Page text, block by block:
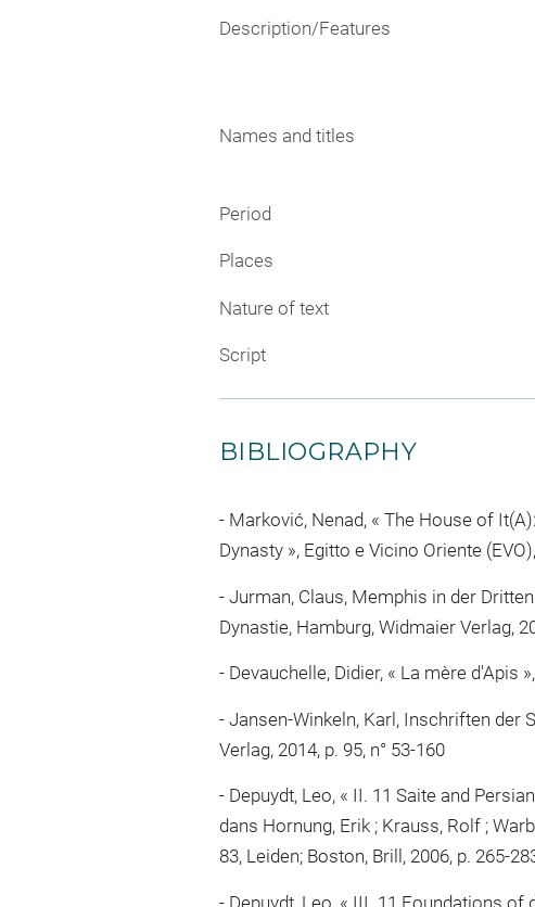
Description/Features
Names and titles
Period
Places
Nature of text
Script
BIBLIOGRAPHY
Marković, Nenad, « The House of
Dynasty », Egitto e Vicino Oriente
Jurman, Claus, Memphis in der
Dynastie, Hamburg, Widmaier Verlag,
Devauchelle, Didier, « La mère d'Apis
Jansen-Winkeln, Karl, Inschriften der
Verlag, 2014, p. 95, n° 53-160
Depuydt, Leo, « II. 11 Saite and
dans Hornung, Erik ; Krauss, Rolf ;
83, Leiden; Boston, Brill, 2006, p. 265-
Depuydt, Leo, « III. 11 Foundations of